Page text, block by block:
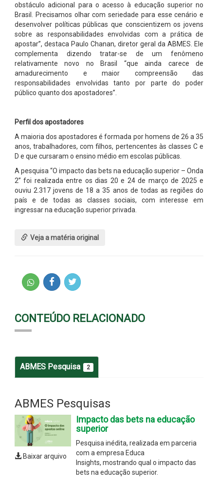
obstáculo adicional para o acesso à educação superior no
Brasil. Precisamos olhar com seriedade para esse cenário e
desenvolver políticas públicas que conscientizem os jovens
sobre as responsabilidades envolvidas com a prática de
apostar”, destaca Paulo Chanan, diretor geral da ABMES. Ele
complementa dizendo tratar-se de um fenômeno
relativamente novo no Brasil “que ainda carece de
amadurecimento e maior compreensão das
responsabilidades envolvidas tanto por parte do poder
público quanto dos apostadores”.
Perfil dos apostadores
A maioria dos apostadores é formada por homens de 26 a 35
anos, trabalhadores, com filhos, pertencentes às classes C e
D e que cursaram o ensino médio em escolas públicas.
A pesquisa “O impacto das bets na educação superior – Onda
2” foi realizada entre os dias 20 e 24 de março de 2025 e
ouviu 2.317 jovens de 18 a 35 anos de todas as regiões do
país e de todas as classes sociais, com interesse em
ingressar na educação superior privada.
Veja a matéria original
CONTEÚDO RELACIONADO
ABMES Pesquisa 2
ABMES Pesquisas
Baixar arquivo
Impacto das bets na educação
superior
Pesquisa inédita, realizada em parceria
com a empresa Educa
Insights, mostrando qual o impacto das
bets na educação superior.